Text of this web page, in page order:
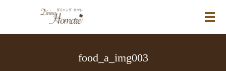
メ
food_a_img003